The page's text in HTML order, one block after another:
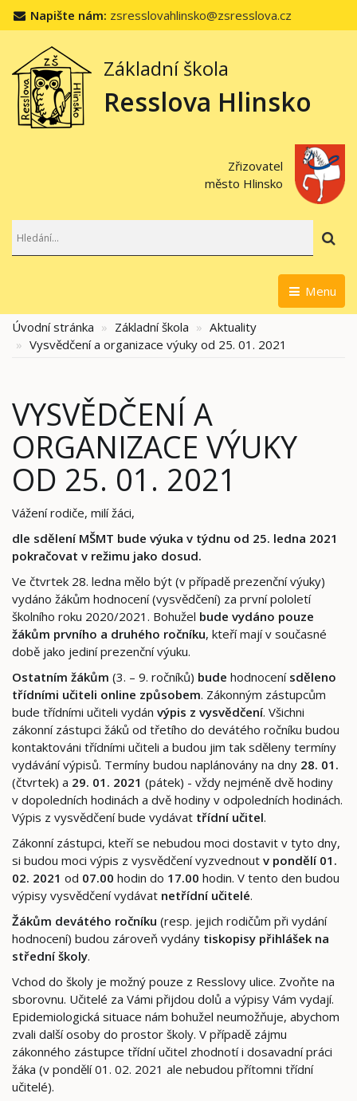
Napište nám: zsresslovahlinsko@zsresslova.cz
Základní škola
Resslova Hlinsko
Zřizovatel
město Hlinsko
Menu
Úvodní stránka Základní škola
Aktuality
Vysvědčení a organizace výuky od 25. 01. 2021
VYSVĚDČENÍ A
ORGANIZACE VÝUKY
OD 25. 01. 2021
Vážení rodiče, milí žáci,
dle sdělení MŠMT bude výuka v týdnu od 25. ledna 2021
pokračovat v režimu jako dosud.
Ve čtvrtek 28. ledna mělo být (v případě prezenční výuky)
vydáno žákům hodnocení (vysvědčení) za první pololetí
školního roku 2020/2021. Bohužel bude vydáno pouze
žákům prvního a druhého ročníku, kteří mají v současné
době jako jediní prezenční výuku.
Ostatním žákům (3. – 9. ročníků) bude hodnocení sděleno
třídními učiteli online způsobem. Zákonným zástupcům
bude třídními učiteli vydán výpis z vysvědčení. Všichni
zákonní zástupci žáků od třetího do devátého ročníku budou
kontaktováni třídními učiteli a budou jim tak sděleny termíny
vydávání výpisů. Termíny budou naplánovány na dny 28. 01.
(čtvrtek) a 29. 01. 2021 (pátek) - vždy nejméně dvě hodiny
v dopoledních hodinách a dvě hodiny v odpoledních hodinách.
Výpis z vysvědčení bude vydávat třídní učitel.
Zákonní zástupci, kteří se nebudou moci dostavit v tyto dny,
si budou moci výpis z vysvědčení vyzvednout v pondělí 01.
02. 2021 od 07.00 hodin do 17.00 hodin. V tento den budou
výpisy vysvědčení vydávat netřídní učitelé.
Žákům devátého ročníku (resp. jejich rodičům při vydání
hodnocení) budou zároveň vydány tiskopisy přihlášek na
střední školy.
Vchod do školy je možný pouze z Resslovy ulice. Zvoňte na
sborovnu. Učitelé za Vámi přijdou dolů a výpisy Vám vydají.
Epidemiologická situace nám bohužel neumožňuje, abychom
zvali další osoby do prostor školy. V případě zájmu
zákonného zástupce třídní učitel zhodnotí i dosavadní práci
žáka (v pondělí 01. 02. 2021 ale nebudou přítomni třídní
učitelé).